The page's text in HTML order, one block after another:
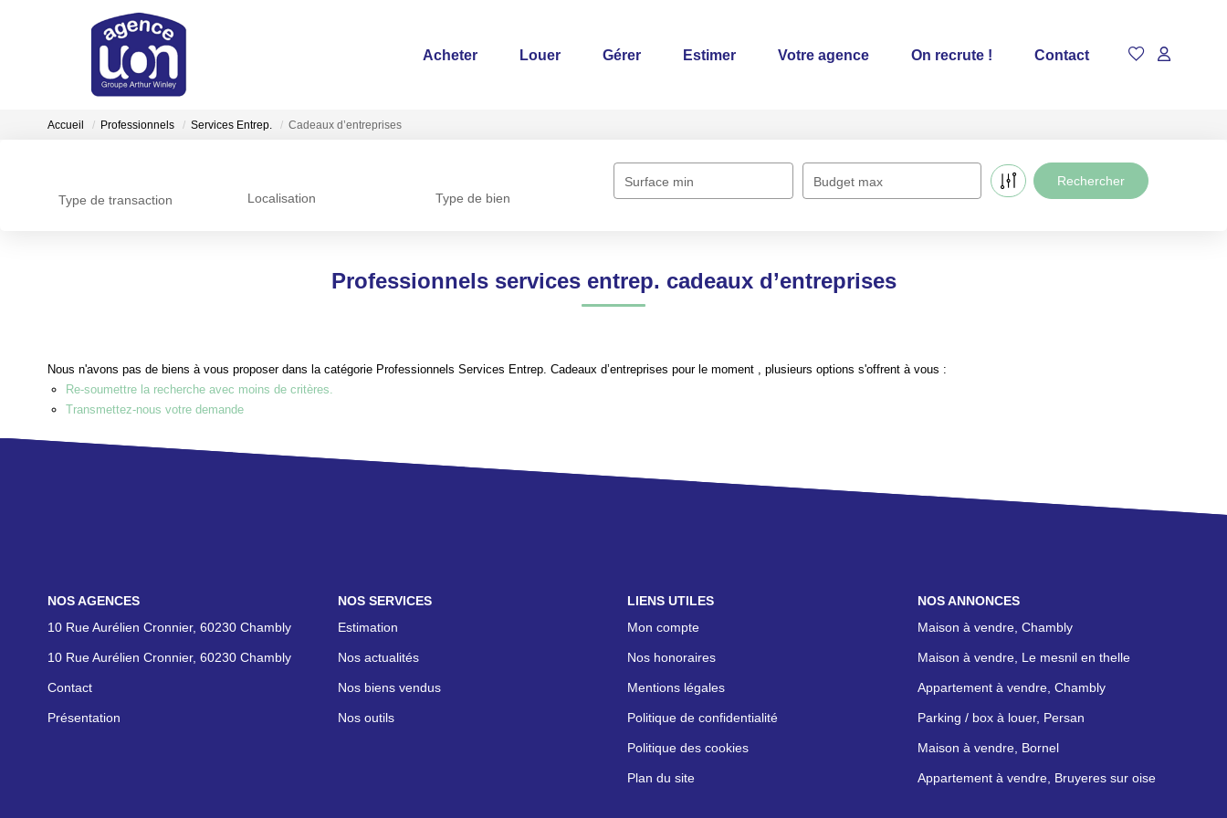
Acheter Louer Gérer Estimer Votre agence On recrute ! Contact
Accueil Professionnels Services Entrep. Cadeaux d’entreprises
Type de transaction Localisation Type de bien
Surface min Budget max
Professionnels services entrep. cadeaux d’entreprises
Nous n'avons pas de biens à vous proposer dans la catégorie Professionnels Services Entrep. Cadeaux d’entreprises pour le moment , plusieurs options s'offrent à vous :
Re-soumettre la recherche avec moins de critères.
Transmettez-nous votre demande
NOS AGENCES
10 Rue Aurélien Cronnier, 60230 Chambly
10 Rue Aurélien Cronnier, 60230 Chambly
Contact
Présentation
NOS SERVICES
Estimation
Nos actualités
Nos biens vendus
Nos outils
LIENS UTILES
Mon compte
Nos honoraires
Mentions légales
Politique de confidentialité
Politique des cookies
Plan du site
NOS ANNONCES
Maison à vendre, Chambly
Maison à vendre, Le mesnil en thelle
Appartement à vendre, Chambly
Parking / box à louer, Persan
Maison à vendre, Bornel
Appartement à vendre, Bruyeres sur oise